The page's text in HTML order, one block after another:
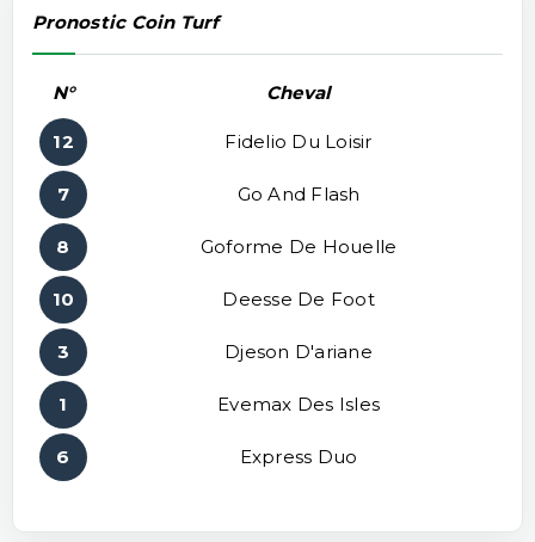
Pronostic Coin Turf
N° Cheval
12 Fidelio Du Loisir
7 Go And Flash
8 Goforme De Houelle
10 Deesse De Foot
3 Djeson D'ariane
1 Evemax Des Isles
6 Express Duo